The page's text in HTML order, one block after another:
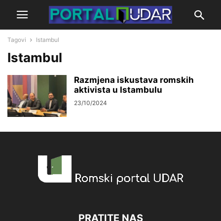
Tagovi Istambul
Istambul
Razmjena iskustava romskih
aktivista u Istambulu
23/10/2024
PRATITE NAS